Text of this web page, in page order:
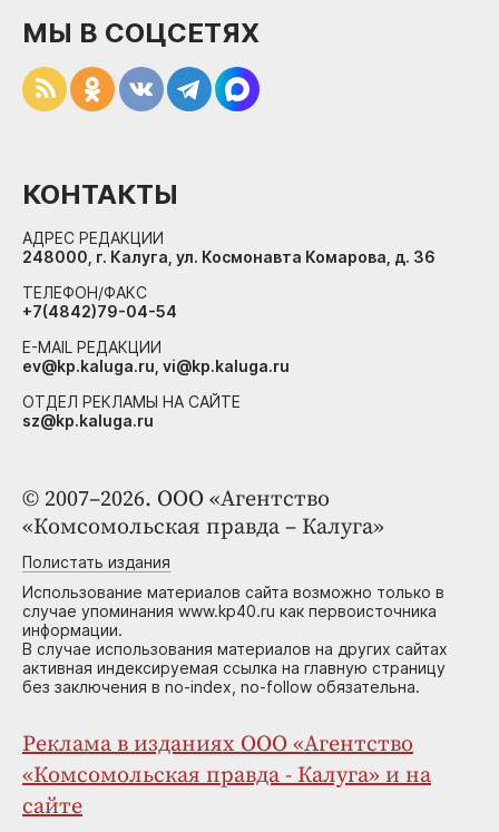
© 2007–2026. ООО «Агентство
«Комсомольская правда – Калуга»
Полистать издания
Использование материалов сайта возможно только в
случае упоминания www.kp40.ru как первоисточника
информации.
В случае использования материалов на других сайтах
активная индексируемая ссылка на главную страницу
без заключения в no-index, no-follow обязательна.
Реклама в изданиях ООО «Агентство
«Комсомольская правда - Калуга» и на
сайте
МЫ В СОЦСЕТЯХ
КОНТАКТЫ
АДРЕС РЕДАКЦИИ
248000, г. Калуга, ул. Космонавта Комарова, д. 36
ТЕЛЕФОН/ФАКС
+7(4842)79-04-54
E-MAIL РЕДАКЦИИ
ev@kp.kaluga.ru, vi@kp.kaluga.ru
ОТДЕЛ РЕКЛАМЫ НА САЙТЕ
sz@kp.kaluga.ru